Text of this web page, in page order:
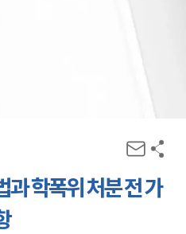
과 학폭위 처분 전 가